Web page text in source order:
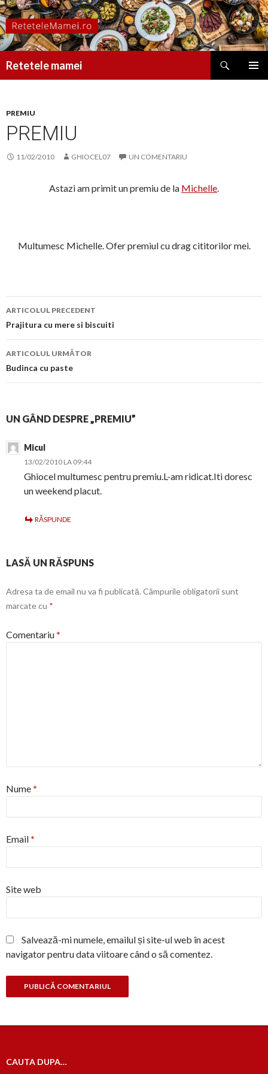
Retetele mamei
PREMIU
PREMIU
11/02/2010 GHIOCEL07 UN COMENTARIU
Astazi am primit un premiu de la Michelle.
Multumesc Michelle. Ofer premiul cu drag cititorilor mei.
Navigare
în
articol
ARTICOLUL PRECEDENT
Prajitura cu mere si biscuiti
ARTICOLUL URMĂTOR
Budinca cu paste
UN GÂND DESPRE „PREMIU”
Micul
13/02/2010 LA 09:44
Ghiocel multumesc pentru premiu.L-am ridicat.Iti doresc
un weekend placut.
RĂSPUNDE
LASĂ UN RĂSPUNS
Adresa ta de email nu va fi publicată. Câmpurile obligatorii sunt
marcate cu *
Comentariu*
Nume*
Email*
Site web
Salvează-mi numele, emailul și site-ul web în acest
navigator pentru data viitoare când o să comentez.
CAUTA DUPA…